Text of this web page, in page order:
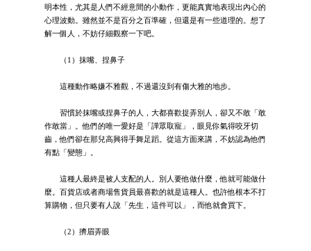
明本性，尤其是人們不經意間的小動作，更能真實地表現出內心的
心理波動。雖然並不是百分之百準確，但還是有一些道理的。想了
解一個人，不妨仔細觀察一下吧。
（1）抹嘴、捏鼻子
這種動作略嫌不雅觀，不過還沒到有傷大雅的地步。
習慣於抹嘴或捏鼻子的人，大都喜歡捉弄別人，卻又不敢「敢
作敢當」。他們的唯一愛好是「譁眾取寵」，眼見你氣得咬牙切
齒，他們卻在那兒高興得手舞足蹈。從這方面來講，不妨認為他們
有點「變態」。
這種人最終是被人支配的人。別人要他做什麼，他就可能做什
麼。百貨店或者商場售貨員最喜歡的就是這種人。也許他根本不打
算購物，但只要有人說「先生，這件可以」，而他就會買下。
（2）擠眉弄眼